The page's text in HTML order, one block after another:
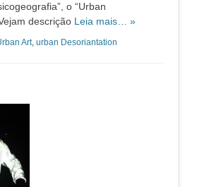
o “Urban
descrição Leia mais… »
Art, urban Desoriantation